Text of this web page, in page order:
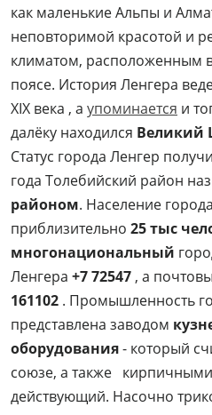
как маленькие Альпы и
неповторимой красотой и
климатом, расположенным
поясе. История Ленгера
XIX века , а упоминается и
далёку находился Великий
Статус города Ленгер
года Толебийский район
районом. Население
приблизительно 25 тыс
многонациональный
Ленгера +7 72547 , а
161102 . Промышленность
представлена заводом
оборудования- который
союзе, а также
действующий. Насочно